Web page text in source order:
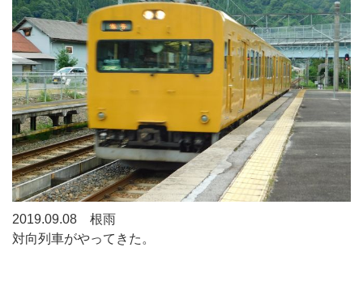
2019.09.08 根雨
対向列車がやってきた。